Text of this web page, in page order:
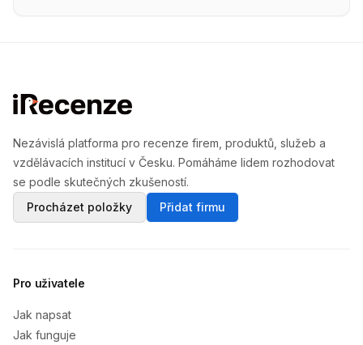
Nezávislá platforma pro recenze firem, produktů, služeb a
vzdělávacích institucí v Česku. Pomáháme lidem rozhodovat
se podle skutečných zkušeností.
Procházet položky
Přidat firmu
Pro uživatele
Jak napsat
Jak funguje